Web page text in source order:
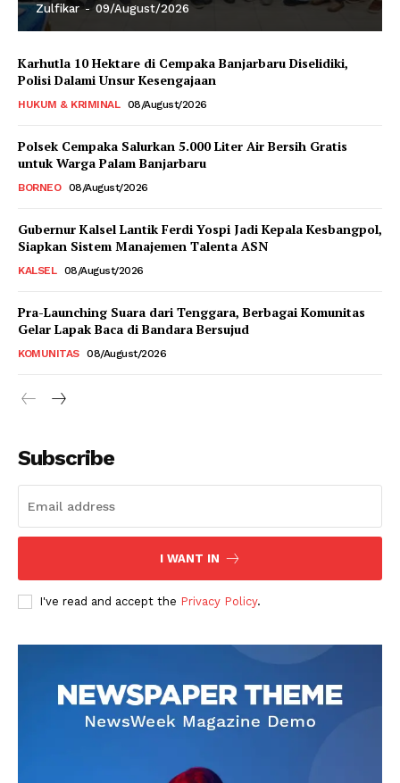
Zulfikar - 09/August/2026
Karhutla 10 Hektare di Cempaka Banjarbaru Diselidiki,
Polisi Dalami Unsur Kesengajaan
HUKUM & KRIMINAL 08/August/2026
Polsek Cempaka Salurkan 5.000 Liter Air Bersih Gratis
untuk Warga Palam Banjarbaru
BORNEO 08/August/2026
Gubernur Kalsel Lantik Ferdi Yospi Jadi Kepala Kesbangpol,
Siapkan Sistem Manajemen Talenta ASN
KALSEL 08/August/2026
Pra-Launching Suara dari Tenggara, Berbagai Komunitas
Gelar Lapak Baca di Bandara Bersujud
KOMUNITAS 08/August/2026
Subscribe
I WANT IN
I've read and accept the Privacy Policy.